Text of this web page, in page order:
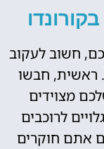
חשוב לעקוב
ראשית, חבשו
מצוידים
לרוכבים
אתם חוקרים